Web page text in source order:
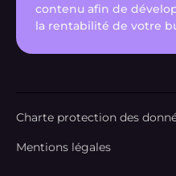
contenu afin de
la rentabilité de votre
Charte protection des
Mentions légales